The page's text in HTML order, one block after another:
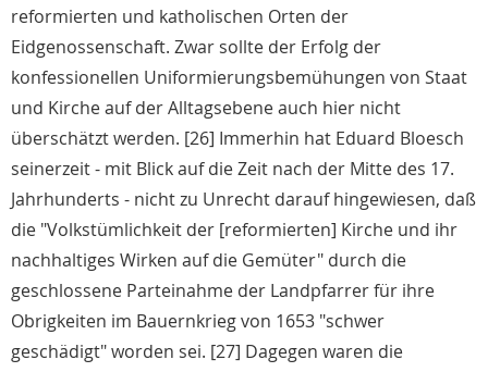
reformierten und katholischen Orten der
Eidgenossenschaft. Zwar sollte der Erfolg der
konfessionellen Uniformierungsbemühungen von Staat
und Kirche auf der Alltagsebene auch hier nicht
überschätzt werden. [26] Immerhin hat Eduard Bloesch
seinerzeit - mit Blick auf die Zeit nach der Mitte des 17.
Jahrhunderts - nicht zu Unrecht darauf hingewiesen, daß
die "Volkstümlichkeit der [reformierten] Kirche und ihr
nachhaltiges Wirken auf die Gemüter" durch die
geschlossene Parteinahme der Landpfarrer für ihre
Obrigkeiten im Bauernkrieg von 1653 "schwer
geschädigt" worden sei. [27] Dagegen waren die